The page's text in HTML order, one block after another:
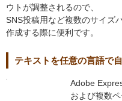
ウトが調整されるので、
SNS投稿用など複数のサイズ
作成する際に便利です。
テキストを任意の言語で
Adobe
および複数